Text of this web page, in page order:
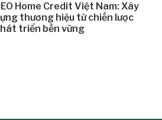
Home Credit Việt Nam: Xây
thương hiệu từ chiến lược
triển bền vững